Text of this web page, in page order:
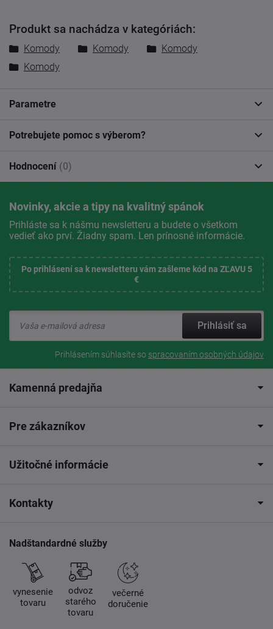
Produkt sa nachádza v kategóriách:
Komody Komody
Komody
Komody
Parametre
Potrebujete pomoc s výberom?
Hodnocení (0)
Novinky, akcie a tipy na kvalitný spánok
Prihláste sa k nášmu newsletteru a budete o všetkom
vedieť ako prví. Žiadny spam. Len prínosné informácie.
Po prihlásení sa k newsletteru vám zašleme kód na ZĽAVU 5
€
Prihlásiť sa
Prihlásením súhlasíte so spracovaním osobných údajov
Kamenná predajňa
Pre zákazníkov
Užitočné informácie
Kontakty
Nadštandardné služby
vynesenie
tovaru
odvoz
starého
tovaru
večerné
doručenie